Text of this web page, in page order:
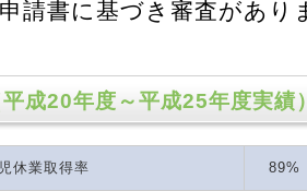
請書に基づき審査があり
成20年度～平成25年度実績
休業取得率 89%